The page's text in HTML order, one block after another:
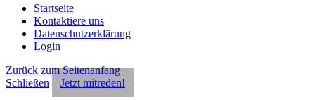
Startseite
Kontaktiere uns
Datenschutzerklärung
Login
Zurück zum Seitenanfang
Schließen
Jetzt mitreden!